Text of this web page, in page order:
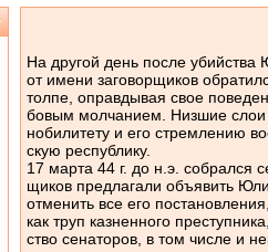
На другой день после
от имени заговорщиков
толпе, оправдывая свое
бовым молчанием. Низшие слои
нобилитету и его стремлению
скую республику.
17 марта 44 г. до н.э. собрался
щиков предлагали объявить
отменить все его
как труп казненного
ство сенаторов, в том числе и